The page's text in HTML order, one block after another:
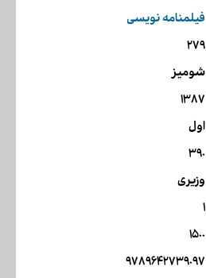
فیلمنامه نویسی
279
شومیز
1387
اول
390
وزیری
1
1500
9789642739097